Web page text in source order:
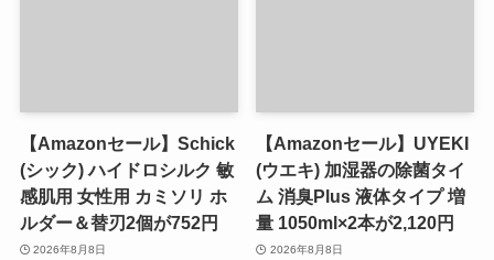
【Amazonセール】Schick
(シック) ハイドロシルク 敏
感肌用 女性用 カミソリ ホ
ルダー＆替刃2個が752円
2026年8月8日
【Amazonセール】UYEKI
(ウエキ) 加湿器の除菌タイ
ム 消臭Plus 液体タイプ 増
量 1050ml×2本が2,120円
2026年8月8日